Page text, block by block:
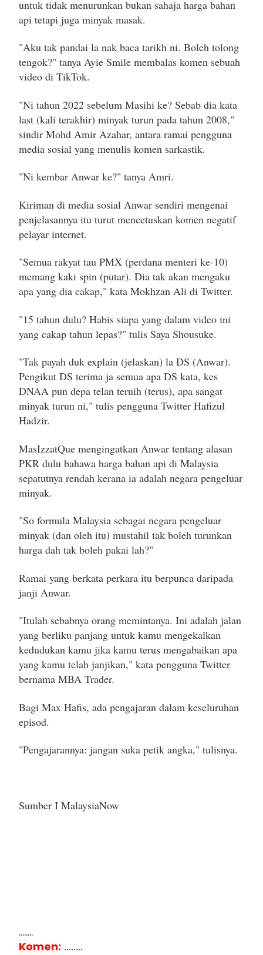
untuk tidak menurunkan bukan sahaja harga bahan
api tetapi juga minyak masak.
"Aku tak pandai la nak baca tarikh ni. Boleh tolong
tengok?" tanya Ayie Smile membalas komen sebuah
video di TikTok.
"Ni tahun 2022 sebelum Masihi ke? Sebab dia kata
last (kali terakhir) minyak turun pada tahun 2008,"
sindir Mohd Amir Azahar, antara ramai pengguna
media sosial yang menulis komen sarkastik.
"Ni kembar Anwar ke?" tanya Amri.
Kiriman di media sosial Anwar sendiri mengenai
penjelasannya itu turut mencetuskan komen negatif
pelayar internet.
"Semua rakyat tau PMX (perdana menteri ke-10)
memang kaki spin (putar). Dia tak akan mengaku
apa yang dia cakap," kata Mokhzan Ali di Twitter.
"15 tahun dulu? Habis siapa yang dalam video ini
yang cakap tahun lepas?" tulis Saya Shousuke.
"Tak payah duk explain (jelaskan) la DS (Anwar).
Pengikut DS terima ja semua apa DS kata, kes
DNAA pun depa telan teruih (terus), apa sangat
minyak turun ni," tulis pengguna Twitter Hafizul
Hadzir.
MasIzzatQue mengingatkan Anwar tentang alasan
PKR dulu bahawa harga bahan api di Malaysia
sepatutnya rendah kerana ia adalah negara pengeluar
minyak.
"So formula Malaysia sebagai negara pengeluar
minyak (dan oleh itu) mustahil tak boleh turunkan
harga dah tak boleh pakai lah?"
Ramai yang berkata perkara itu berpunca daripada
janji Anwar.
"Itulah sebabnya orang memintanya. Ini adalah jalan
yang berliku panjang untuk kamu mengekalkan
kedudukan kamu jika kamu terus mengabaikan apa
yang kamu telah janjikan," kata pengguna Twitter
bernama MBA Trader.
Bagi Max Hafis, ada pengajaran dalam keseluruhan
episod.
"Pengajarannya: jangan suka petik angka," tulisnya.
Sumber I MalaysiaNow
........
Komen: ........